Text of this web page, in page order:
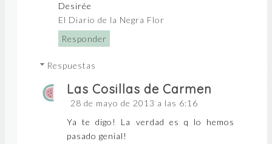
Desirée
El Diario de la Negra Flor
Responder
Respuestas
Las Cosillas de Carmen
28 de mayo de 2013 a las 6:16
Ya te digo! La verdad es q lo hemos
pasado genial!